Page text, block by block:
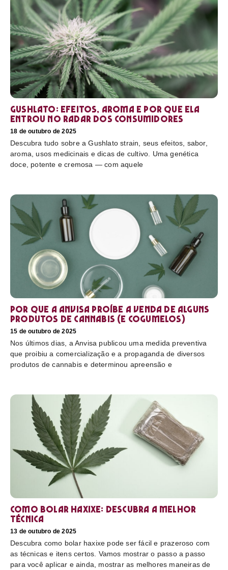
Gushlato: efeitos, aroma e por que ela
entrou no radar dos consumidores
18 de outubro de 2025
Descubra tudo sobre a Gushlato strain, seus efeitos, sabor,
aroma, usos medicinais e dicas de cultivo. Uma genética
doce, potente e cremosa — com aquele
Por que a Anvisa proíbe a venda de alguns
produtos de cannabis (e cogumelos)
15 de outubro de 2025
Nos últimos dias, a Anvisa publicou uma medida preventiva
que proibiu a comercialização e a propaganda de diversos
produtos de cannabis e determinou apreensão e
Como bolar haxixe: Descubra a melhor
técnica
13 de outubro de 2025
Descubra como bolar haxixe pode ser fácil e prazeroso com
as técnicas e itens certos. Vamos mostrar o passo a passo
para você aplicar e ainda, mostrar as melhores maneiras de